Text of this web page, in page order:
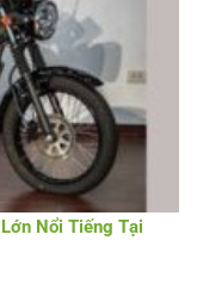
Nổi Tiếng Tại